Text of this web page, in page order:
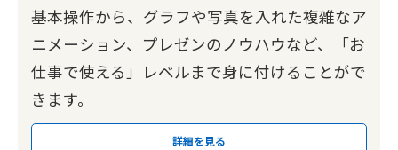
基本操作から、グラフや写真を入れた複雑なア
ニメーション、プレゼンのノウハウなど、「お
仕事で使える」レベルまで身に付けることがで
きます。
詳細を見る